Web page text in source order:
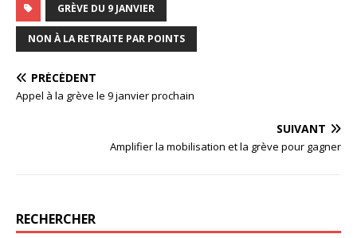
GRÈVE DU 9 JANVIER
NON À LA RETRAITE PAR POINTS
PRÉCÉDENT
Appel à la grève le 9 janvier prochain
SUIVANT
Amplifier la mobilisation et la grève pour gagner
RECHERCHER